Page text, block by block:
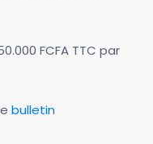
FCFA TTC par
bulletin